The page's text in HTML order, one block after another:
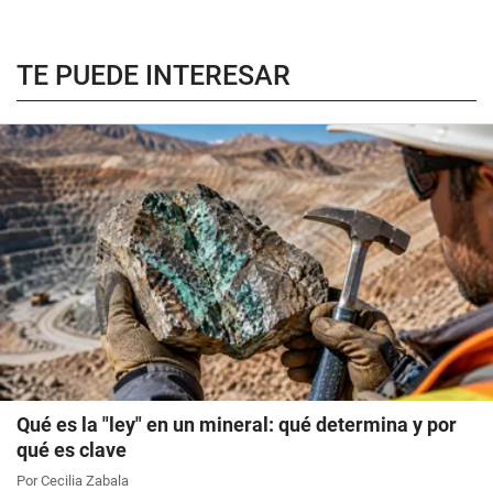
TE PUEDE INTERESAR
Qué es la "ley" en un mineral: qué determina y por
qué es clave
Por Cecilia Zabala